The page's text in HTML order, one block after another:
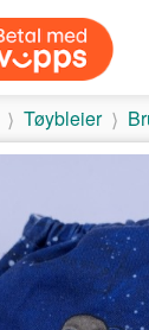
Tøybleier